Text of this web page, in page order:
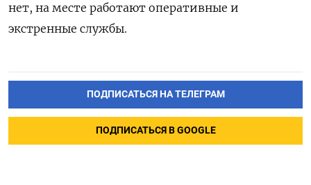
нет, на месте работают оперативные и
экстренные службы.
ПОДПИСАТЬСЯ НА ТЕЛЕГРАМ
ПОДПИСАТЬСЯ В GOOGLE